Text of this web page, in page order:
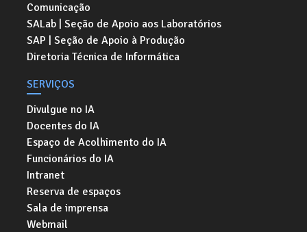
Comunicação
SALab | Seção de Apoio aos Laboratórios
SAP | Seção de Apoio à Produção
Diretoria Técnica de Informática
SERVIÇOS
Divulgue no IA
Docentes do IA
Espaço de Acolhimento do IA
Funcionários do IA
Intranet
Reserva de espaços
Sala de imprensa
Webmail